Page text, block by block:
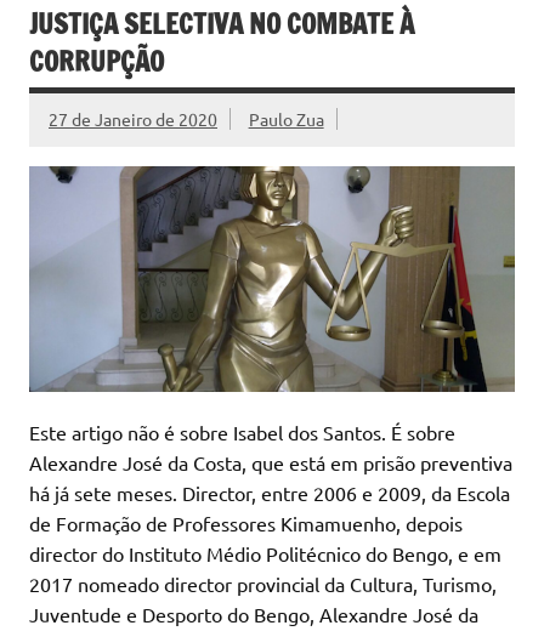
JUSTIÇA SELECTIVA NO COMBATE À
CORRUPÇÃO
27 de Janeiro de 2020 Paulo Zua
Este artigo não é sobre Isabel dos Santos. É sobre
Alexandre José da Costa, que está em prisão preventiva
há já sete meses. Director, entre 2006 e 2009, da Escola
de Formação de Professores Kimamuenho, depois
director do Instituto Médio Politécnico do Bengo, e em
2017 nomeado director provincial da Cultura, Turismo,
Juventude e Desporto do Bengo, Alexandre José da